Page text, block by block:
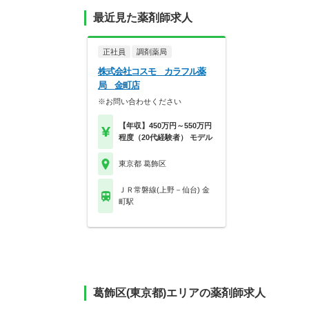
最近見た薬剤師求人
正社員 調剤薬局
株式会社コスモ カラフル薬
局 金町店
※お問い合わせください
【年収】450万円～550万円
程度（20代経験者） モデル
東京都 葛飾区
ＪＲ常磐線(上野－仙台) 金
町駅
葛飾区(東京都)エリアの薬剤師求人